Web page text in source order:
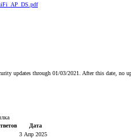
updates through 01/03/2021. After this date, no
Дата
3 Апр 2025